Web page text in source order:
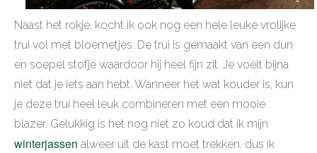
Naast het rokje, kocht ik ook nog een hele leuke vrolijke
trui vol met bloemetjes. De trui is gemaakt van een dun
en soepel stofje waardoor hij heel fijn zit. Je voelt bijna
niet dat je iets aan hebt. Wanneer het wat kouder is, kun
je deze trui heel leuk combineren met een mooie
blazer. Gelukkig is het nog niet zo koud dat ik mijn
winterjassen alweer uit de kast moet trekken, dus ik